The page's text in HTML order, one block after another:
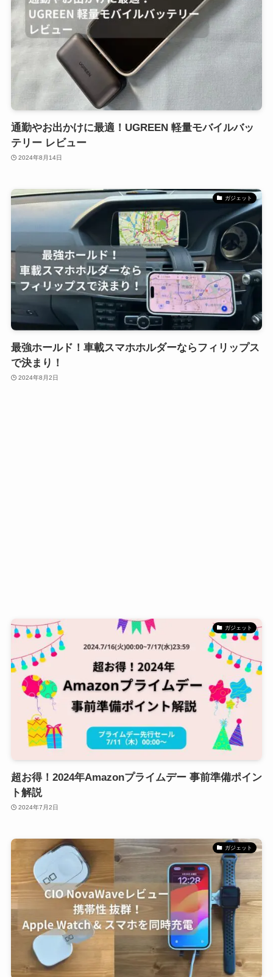
通勤やお出かけに最適！UGREEN 軽量モバイルバッ
テリー レビュー
2024年8月14日
ガジェット
最強ホールド！車載スマホホルダーならフィリップス
で決まり！
2024年8月2日
ガジェット
超お得！2024年Amazonプライムデー 事前準備ポイン
ト解説
2024年7月2日
ガジェット